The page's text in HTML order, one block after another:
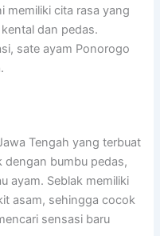
memiliki cita rasa yang
dan pedas.
sate ayam Ponorogo
Tengah yang terbuat
dengan bumbu pedas,
ayam. Seblak memiliki
asam, sehingga cocok
sensasi baru